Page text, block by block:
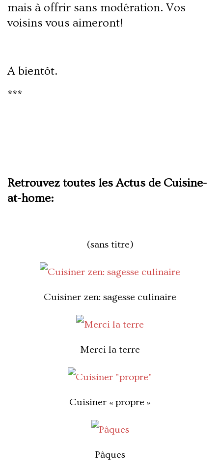
mais à offrir sans modération. Vos
voisins vous aimeront!
A bientôt.
***
Retrouvez toutes les Actus de Cuisine-
at-home:
(sans titre)
Cuisiner zen: sagesse culinaire
Merci la terre
Cuisiner « propre »
Pâques